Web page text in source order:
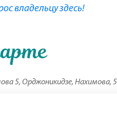
владельцу здесь!
5, Орджоникидзе, Нахимова, 5